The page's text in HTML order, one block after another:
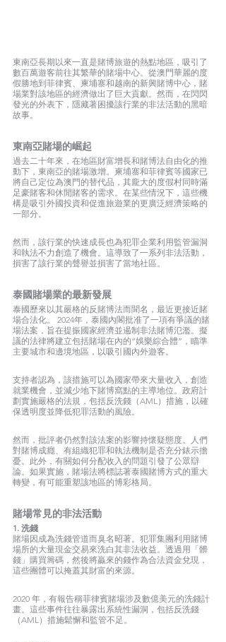
東南亞長期以來一直是賭博旅遊的熱點地區，吸引了
數百萬遊客前往其繁華的賭場中心。從澳門華麗的度
假勝地到菲律賓、柬埔寨和越南的新興賭博中心，賭
場業對該地區的經濟做出了巨大貢獻。然而，在閃閃
發光的外表下，隱藏著困擾該行業的非法活動的黑暗
故事。
東南亞賭場的崛起
過去二十年來，在地區財富增長和賭博法自由化的推
動下，東南亞的賭場激增。柬埔寨和菲律賓等國家已
將自己定位為澳門的替代品，其龐大的度假村同時滿
足豪賭客和休閒賭客的需求。在某些情況下，這些機
構是吸引外國投資和促進旅遊業的更廣泛經濟策略的
一部分。
然而，該行業的快速成長也為犯罪企業利用監管漏洞
和執法不力創造了機會。這導致了一系列非法活動，
損害了該行業的聲譽並損害了當地社區。
泰國賭場業的最新發展
泰國歷來以其嚴格的反賭博法而聞名，最近更接近賭
場合法化。 2024年，泰國內閣批准了一項有爭議的賭
場法案，旨在提振國家經濟並遏制非法賭博氾濫。擬
議的法律將建立包括賭場在內的“娛樂綜合體”，瞄準
主要城市和邊境地區，以吸引國內外遊客。
支持者認為，該措施可以為國家帶來大量收入，創造
就業機會，並減少地下賭博窩點的主導地位。政府計
劃實施嚴格的法規，包括反洗錢（AML）措施，以確
保透明度並降低犯罪活動的風險。
然而，批評者仍然對該法案的影響持懷疑態度。人們
對賭博成癮、有組織犯罪和執法機制是否充分錶示擔
憂。此外，有關如何分配收入的問題引發了公眾辯
論。如果實施，賭場法將標誌著泰國賭博方式的重大
轉變，有可能重塑該地區的博彩格局。
賭場常見的非法活動
1. 洗錢
賭場因成為洗錢管道而臭名昭著。犯罪集團利用賭博
場所的大量現金交易來洗白其非法收益。透過用「髒
錢」購買籌碼，然後將贏來的錢作為合法資金兌現，
這些團體可以掩蓋其財富的來源。
2020 年，有報告稱菲律賓賭場涉及數億美元的洗錢計
畫。這些事件往往暴露出系統性漏洞，包括反洗錢
（AML）措施鬆懈和監管不足。